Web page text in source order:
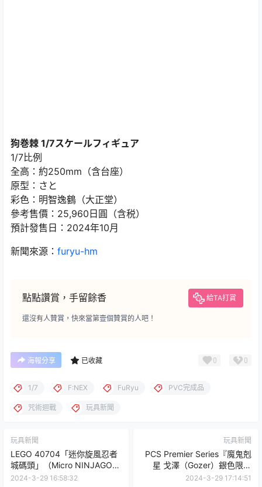
狗巻棘 1/7スケールフィギュア
1/7比例
全高：約250mm（含台座）
原型：さと
彩色：明智逸鶴（大正堂）
參考售價：25,960日圓（含税）
預計發售日：2024年10月
新聞來源： furyu-hm
點點讚賞，手留餘香 給TA打賞
還沒有人贊賞，快來當第壹個贊賞的人吧！
海報分享 已收藏 0 0
1/7 F:NEX FuRyu PVC完成品
咒術迴戰 玩具新聞
玩具新聞
LEGO 40704「迷你旋風忍者
城碼頭」（Micro NINJAGO®
Docks）公開！
2024-3-29 16:58:32
玩具新聞
PCS Premier Series『魔鬼剋
星 戈澤（Gozer）銀色限定
版』1/4 比例收藏雕像，再現
2024-3-29 17:14:51